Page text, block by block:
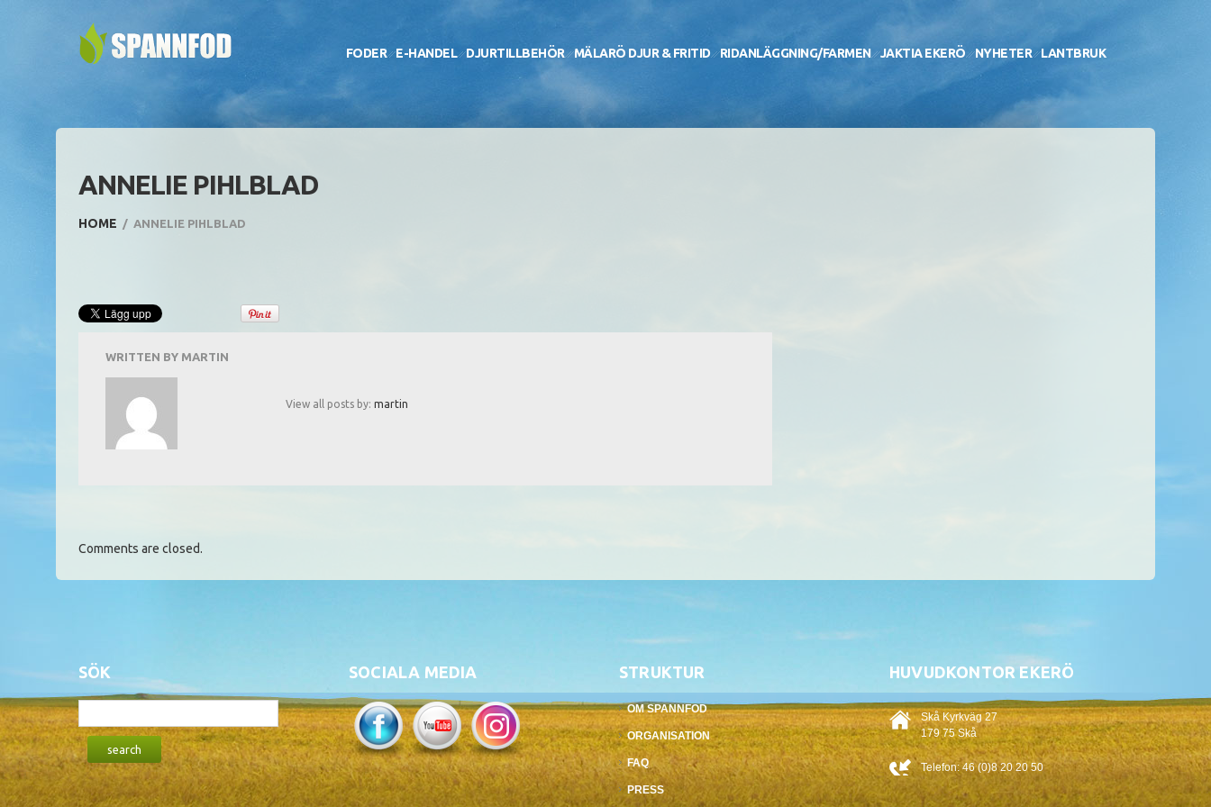
FODER E-HANDEL DJURTILLBEHÖR MÄLARÖ DJUR & FRITID RIDANLÄGGNING/FARMEN JAKTIA EKERÖ NYHETER LANTBRUK
ANNELIE PIHLBLAD
HOME ANNELIE PIHLBLAD
WRITTEN BY MARTIN
View all posts by: martin
Comments are closed.
SÖK SOCIALA MEDIA STRUKTUR
OM SPANNFOD
ORGANISATION
FAQ
PRESS
HUVUDKONTOR EKERÖ
Skå Kyrkväg 27
179 75 Skå
Telefon:46 (0)8 20 20 50